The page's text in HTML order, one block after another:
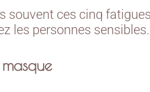
souvent ces cinq
les personnes